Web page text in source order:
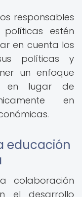
responsables
estén
en cuenta los
políticas y
un enfoque
en lugar de
en
educación
colaboración
el desarrollo